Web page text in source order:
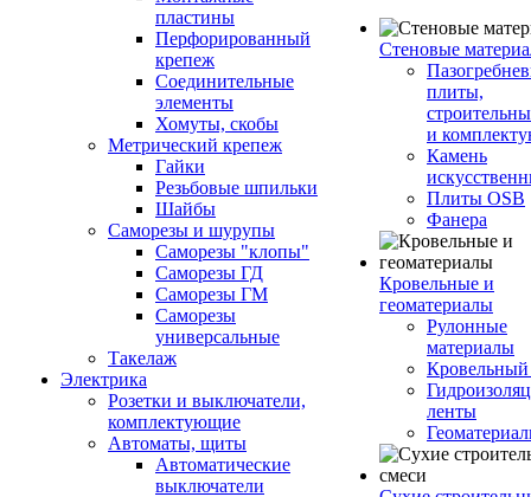
пластины
Перфорированный
крепеж
Соединительные
элементы
Хомуты, скобы
Метрический крепеж
Гайки
Резьбовые шпильки
Шайбы
Саморезы и шурупы
Саморезы "клопы"
Саморезы ГД
Саморезы ГМ
Саморезы
универсальные
Такелаж
Электрика
Розетки и выключатели,
комплектующие
Автоматы, щиты
Автоматические
выключатели
Стеновые
плиты,
и
Камень
Плиты OSB
Фанера
Кровельные и
геоматериалы
Рулонные
материалы
ленты